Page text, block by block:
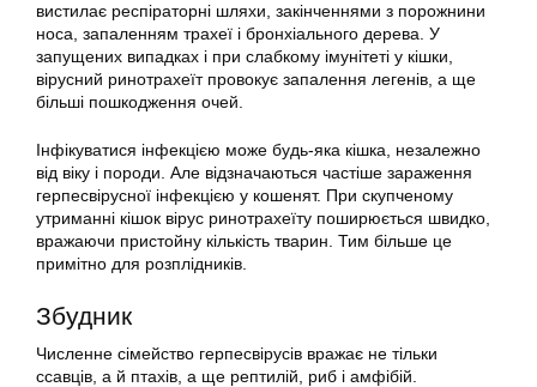
вистилає респіраторні шляхи, закінченнями з порожнини
носа, запаленням трахеї і бронхіального дерева. У
запущених випадках і при слабкому імунітеті у кішки,
вірусний ринотрахеїт провокує запалення легенів, а ще
більші пошкодження очей.
Інфікуватися інфекцією може будь-яка кішка, незалежно
від віку і породи. Але відзначаються частіше зараження
герпесвірусної інфекцією у кошенят. При скупченому
утриманні кішок вірус ринотрахеїту поширюється швидко,
вражаючи пристойну кількість тварин. Тим більше це
примітно для розплідників.
Збудник
Численне сімейство герпесвірусів вражає не тільки
ссавців, а й птахів, а ще рептилій, риб і амфібій.